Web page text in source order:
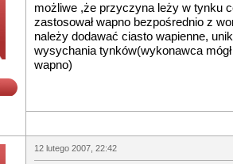
możliwe ,że przyczyna leży w tynku
zastosował wapno bezpośrednio z
należy dodawać ciasto wapienne,
wysychania tynków(wykonawca
wapno)
12 lutego 2007, 22:42